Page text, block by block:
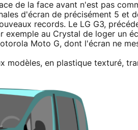
de la face avant n'est pas
d'écran de précisément 5 et
records. Le LG G3,
exemple au Crystal de loger un
Moto G, dont l'écran ne
modèles, en plastique texturé,